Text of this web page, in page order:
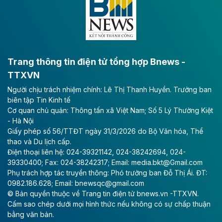
Long Thành
Tổng công ty Cảng hàng không Việt Nam - CTCP
(ACV) vừa lập kỷ lục mới về lợi nhuận trong quý
II/2026.
Theo baodautu.vn
Vinaconex lập đỉnh doanh thu
Tổng CTCP Xuất nhập khẩu và Xây dựng Việt Nam
(Vinaconex) đã khép lại nửa đầu năm với doanh thu
thuần gần 7.268 tỷ đồng, tăng 4% so với cùng kỳ và
cũng là mức cao nhất lịch sử hoạt động của doanh
nghiệp.
Trang thông tin điện tử tổng hợp Bnews -
TTXVN
Người chịu trách nhiệm chính: Lê Thị Thanh Huyền. Trưởng ban
biên tập Tin Kinh tế
Cơ quan chủ quản: Thông tấn xã Việt Nam; Số 5 Lý Thường Kiệt
- Hà Nội
Giấy phép số 56/TTĐT ngày 31/3/2026 do Bộ Văn hóa, Thể
thao và Du lịch cấp.
Điện thoại liên hệ: 024-39321142, 024-38242694, 024-
39330400; Fax: 024-38242317; Email: media.bkt@Gmail.com
Phụ trách hợp tác truyền thông: Phó trưởng ban Đỗ Thị Ái. ĐT:
0982.186.628; Email: bnewsqc@gmail.com
© Bản quyền thuộc về Trang tin điện tử bnews.vn -TTXVN.
Cấm sao chép dưới mọi hình thức nếu không có sự chấp thuận
bằng văn bản.